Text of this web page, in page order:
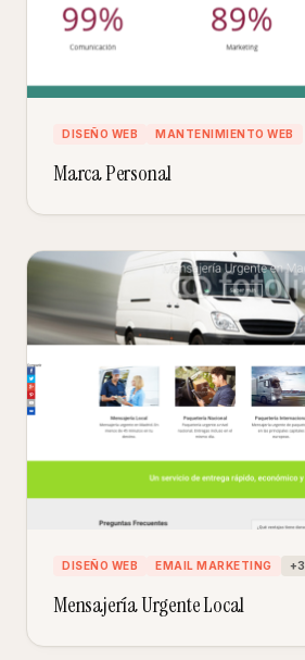
DISEÑO WEB MANTENIMIENTO WEB
Marca Personal
DISEÑO WEB EMAIL MARKETING +3
Mensajería Urgente Local